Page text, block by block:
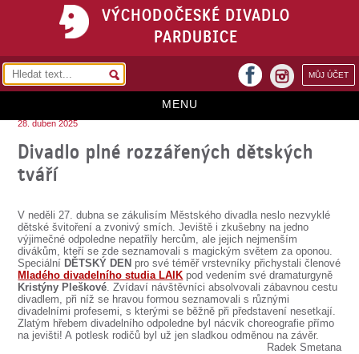
VÝCHODOČESKÉ DIVADLO
PARDUBICE
MŮJ ÚČET
facebook
MENU
VSTUPENKY
PŘEDPLATNÉ
KONTAKTY
O DIVADLE
28. duben 2025
Divadlo plné rozzářených dětských
tváří
V neděli 27. dubna se zákulisím Městského divadla neslo nezvyklé
dětské švitoření a zvonivý smích. Jeviště i zkušebny na jedno
výjimečné odpoledne nepatřily hercům, ale jejich nejmenším
divákům, kteří se zde seznamovali s magickým světem za oponou.
Speciální DĚTSKÝ DEN pro své téměř vrstevníky přichystali členové
Mladého divadelního studia LAIK pod vedením své dramaturgyně
Kristýny Pleškové. Zvídaví návštěvníci absolvovali zábavnou cestu
divadlem, při níž se hravou formou seznamovali s různými
divadelními profesemi, s kterými se běžně při představení nesetkají.
Zlatým hřebem divadelního odpoledne byl nácvik choreografie přímo
na jevišti! A potlesk rodičů byl už jen sladkou odměnou na závěr.
Radek Smetana